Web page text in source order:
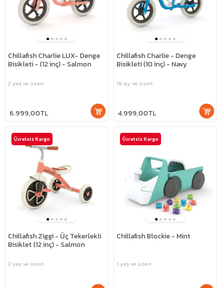
Chillafish Charlie LUX- Denge
Bisikleti - (12 inç) - Salmon
2 yaş ve üzeri
6.999,00TL
Chillafish Charlie - Denge
Bisikleti (10 inç) - Navy
18 ay ve üzeri
4.999,00TL
Chillafish Ziggi - Üç Tekerlekli
Bisiklet (12 inç) - Salmon
2 yaş ve üzeri
Ücretsiz Kargo
Chillafish Blockie - Mint
1 yaş ve üzeri
Ücretsiz Kargo